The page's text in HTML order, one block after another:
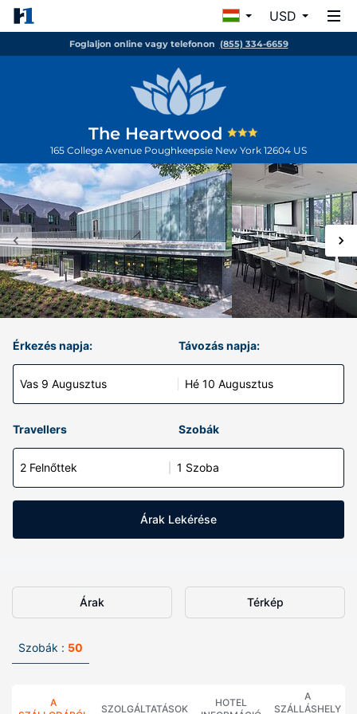
USD
Foglaljon online vagy telefonon (855) 334-6659
The Heartwood
165 College Avenue Poughkeepsie New York 12604 US
Érkezés napja:
Vas 9 Augusztus
Távozás napja:
Hé 10 Augusztus
Travellers Szobák
2 Felnőttek 1 Szoba
Árak Lekérése
Árak Térkép
Szobák : 50
A
SZOLGÁLTATÁSOK
HOTEL
A
SZÁLLÁSHELY